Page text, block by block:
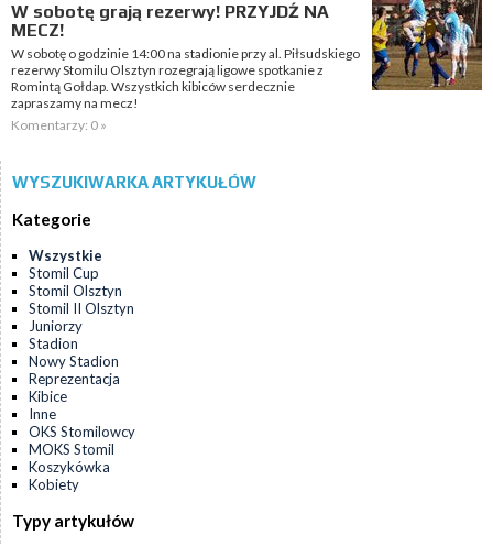
W sobotę grają rezerwy! PRZYJDŹ NA
MECZ!
W sobotę o godzinie 14:00 na stadionie przy al. Piłsudskiego
rezerwy Stomilu Olsztyn rozegrają ligowe spotkanie z
Romintą Gołdap. Wszystkich kibiców serdecznie
zapraszamy na mecz!
Komentarzy: 0 »
WYSZUKIWARKA ARTYKUŁÓW
Kategorie
Wszystkie
Stomil Cup
Stomil Olsztyn
Stomil II Olsztyn
Juniorzy
Stadion
Nowy Stadion
Reprezentacja
Kibice
Inne
OKS Stomilowcy
MOKS Stomil
Koszykówka
Kobiety
Typy artykułów